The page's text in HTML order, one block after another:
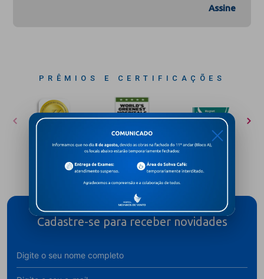
Assine
PRÊMIOS E CERTIFICAÇÕES
Cadastre-se para receber novidades
X